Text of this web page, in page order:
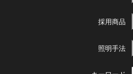
採用商品
照明手法